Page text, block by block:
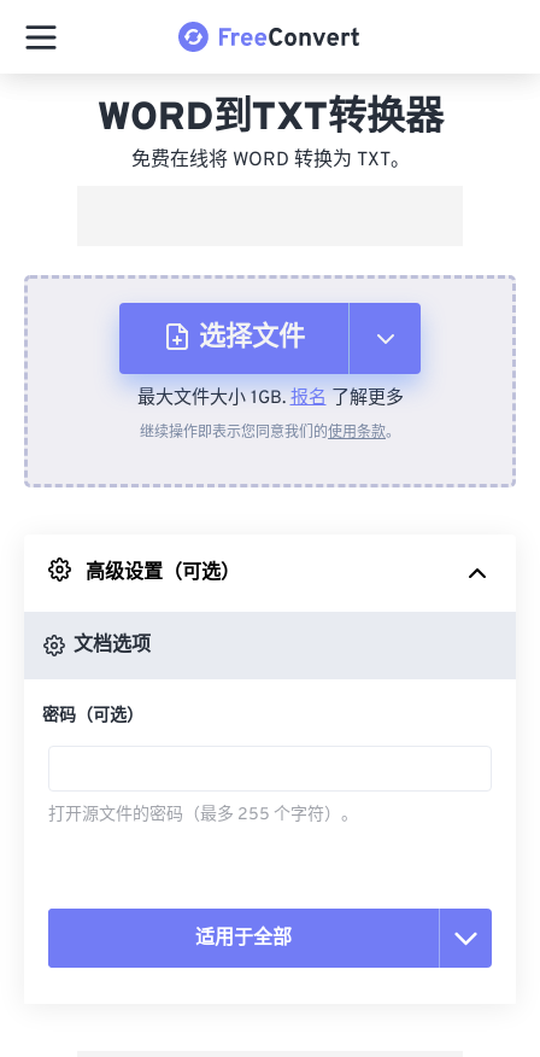
WORD到TXT转换器
免费在线将 WORD 转换为 TXT。
选择文件
从设备
来自 Google Drive
最大文件大小 1GB.报名了解更多
继续操作即表示您同意我们的使用条款。
高级设置（可选）
文档选项
密码（可选）
打开源文件的密码（最多 255 个字符）。
适用于全部